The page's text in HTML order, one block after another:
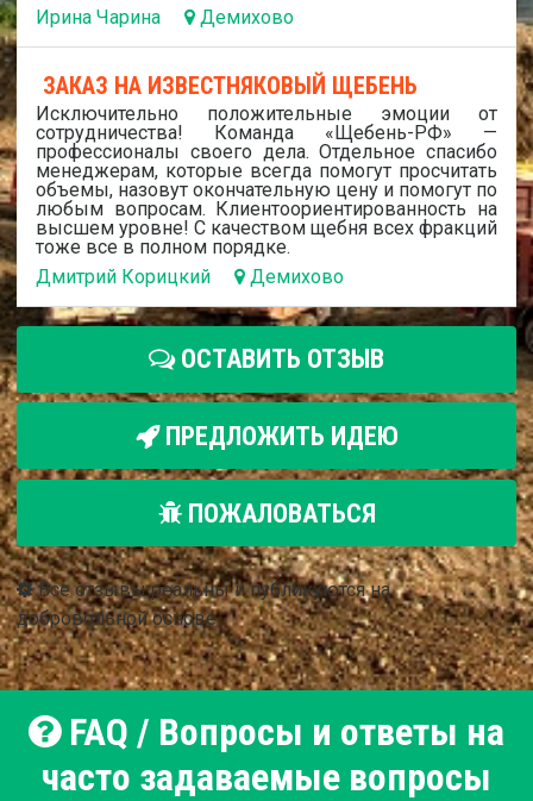
Ирина Чарина
Демихово
ЗАКАЗ НА ИЗВЕСТНЯКОВЫЙ ЩЕБЕНЬ
Исключительно положительные эмоции от
сотрудничества! Команда «Щебень-РФ» —
профессионалы своего дела. Отдельное спасибо
менеджерам, которые всегда помогут просчитать
объемы, назовут окончательную цену и помогут по
любым вопросам. Клиентоориентированность на
высшем уровне! С качеством щебня всех фракций
тоже все в полном порядке.
Дмитрий Корицкий
Демихово
ОСТАВИТЬ ОТЗЫВ
ПРЕДЛОЖИТЬ ИДЕЮ
ПОЖАЛОВАТЬСЯ
Все отзывы реальны и публикуются на
добровольной основе
FAQ / Вопросы и ответы на
часто задаваемые вопросы